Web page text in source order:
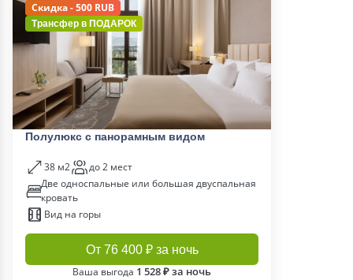
Скидка - 500 RUB
Трансфер в ПОДАРОК
Полулюкс с панорамным видом
38 м2
до 2 мест
Две односпальные или большая двуспальная
кровать
Вид на горы
От 76 400 ₽ за ночь
Ваша выгода 1 528 ₽ за ночь